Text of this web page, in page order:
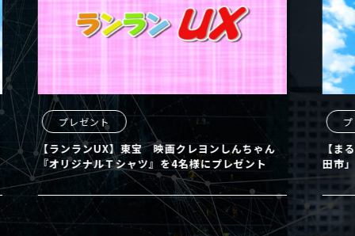
プレゼント
【ランランUX】東宝 映画クレヨンしんちゃん
『オリジナルＴシャツ』を4名様にプレゼント
プ
【まる
田市」